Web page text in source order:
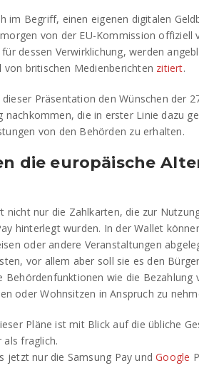
im Begriff, einen eigenen digitalen
von der EU-Kommission offiziell
dessen Verwirklichung, werden
britischen Medienberichten zitiert.
Präsentation den Wünschen der
nachkommen, die in erster Linie dazu
von den Behörden zu erhalten.
die europäische
nicht nur die Zahlkarten, die zur
hinterlegt wurden. In der Wallet
oder andere Veranstaltungen
vor allem aber soll sie es den
Behördenfunktionen wie die Bezahlung
oder Wohnsitzen in Anspruch zu
Pläne ist mit Blick auf die übliche
als fraglich.
jetzt nur die Samsung Pay undGoogle